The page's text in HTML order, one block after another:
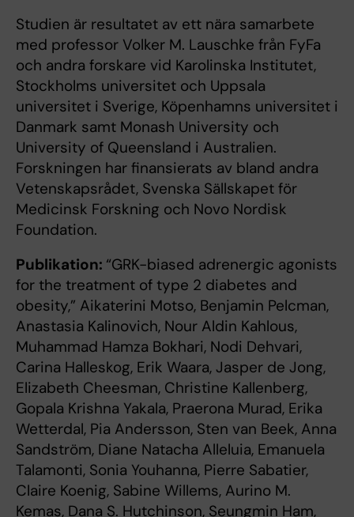
Studien är resultatet av ett nära samarbete
med professor Volker M. Lauschke från FyFa
och andra forskare vid Karolinska Institutet,
Stockholms universitet och Uppsala
universitet i Sverige, Köpenhamns universitet i
Danmark samt Monash University och
University of Queensland i Australien.
Forskningen har finansierats av bland andra
Vetenskapsrådet, Svenska Sällskapet för
Medicinsk Forskning och Novo Nordisk
Foundation.
Publikation: “GRK-biased adrenergic agonists
for the treatment of type 2 diabetes and
obesity,” Aikaterini Motso, Benjamin Pelcman,
Anastasia Kalinovich, Nour Aldin Kahlous,
Muhammad Hamza Bokhari, Nodi Dehvari,
Carina Halleskog, Erik Waara, Jasper de Jong,
Elizabeth Cheesman, Christine Kallenberg,
Gopala Krishna Yakala, Praerona Murad, Erika
Wetterdal, Pia Andersson, Sten van Beek, Anna
Sandström, Diane Natacha Alleluia, Emanuela
Talamonti, Sonia Youhanna, Pierre Sabatier,
Claire Koenig, Sabine Willems, Aurino M.
Kemas, Dana S. Hutchinson, Seungmin Ham,